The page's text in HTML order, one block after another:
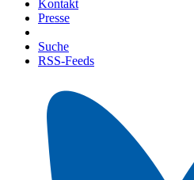
Kontakt
Presse
Suche
RSS-Feeds